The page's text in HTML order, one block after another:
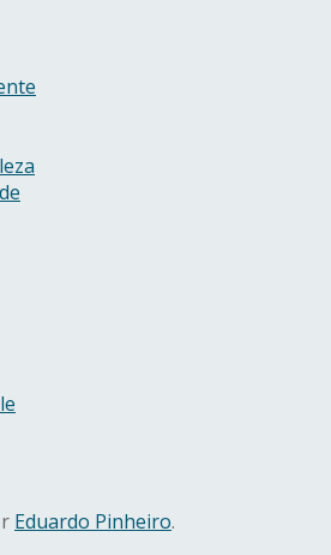
Eduardo Pinheiro.